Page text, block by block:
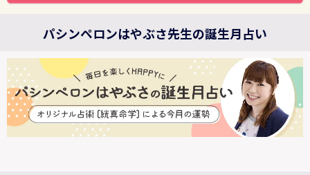
パシンペロンはやぶさ先生の誕生月占い